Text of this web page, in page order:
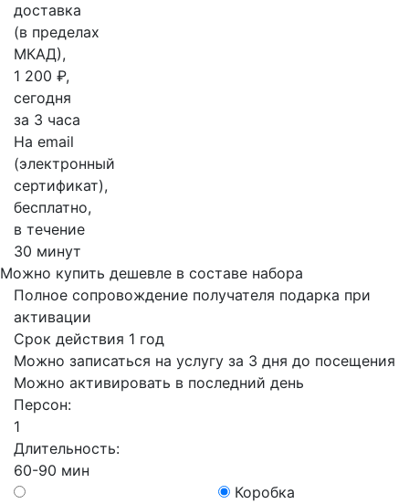
доставка
(в пределах
МКАД),
1 200 ₽,
сегодня
за 3 часа
На email
(электронный
сертификат),
бесплатно,
в течение
30 минут
Можно купить дешевле в составе набора
Полное сопровождение получателя подарка при
активации
Срок действия 1 год
Можно записаться на услугу за 3 дня до посещения
Можно активировать в последний день
Персон:
1
Длительность:
60-90 мин
Коробка